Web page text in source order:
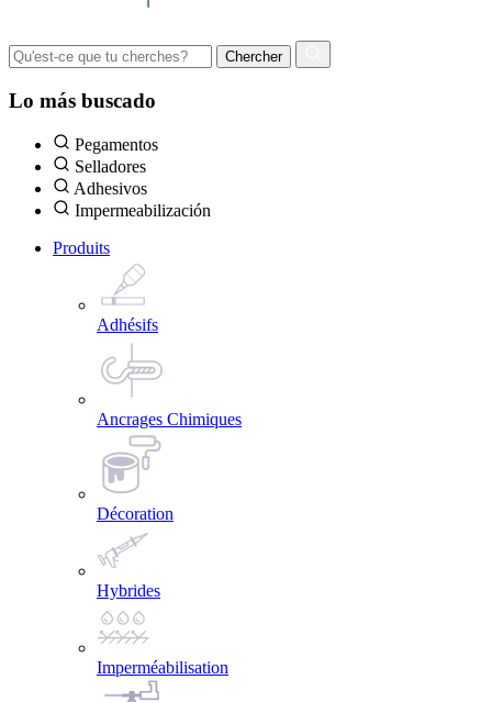
Lo más buscado
Pegamentos
Selladores
Adhesivos
Impermeabilización
Produits
Adhésifs
Ancrages Chimiques
Décoration
Hybrides
Imperméabilisation